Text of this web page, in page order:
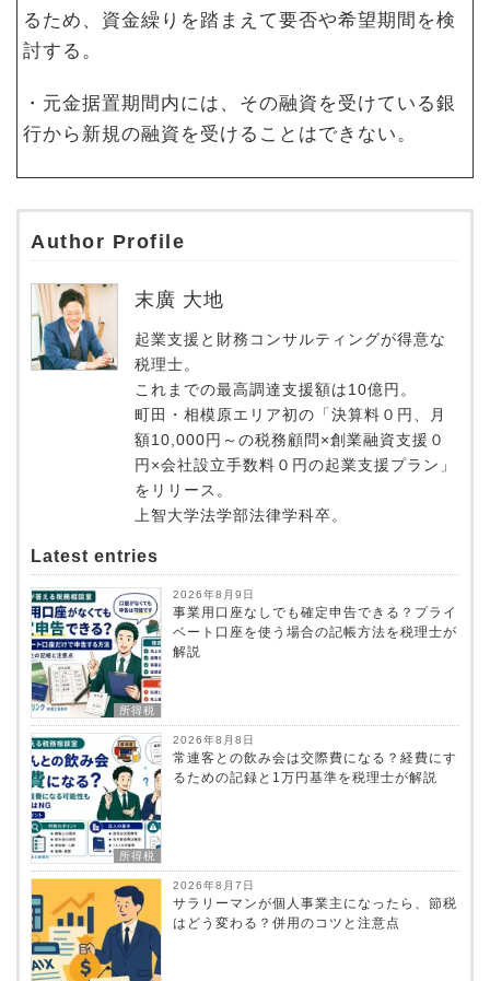
るため、資金繰りを踏まえて要否や希望期間を検
討する。
・元金据置期間内には、その融資を受けている銀
行から新規の融資を受けることはできない。
Author Profile
末廣 大地
起業支援と財務コンサルティングが得意な
税理士。
これまでの最高調達支援額は10億円。
町田・相模原エリア初の「決算料０円、月
額10,000円～の税務顧問×創業融資支援０
円×会社設立手数料０円の起業支援プラン」
をリリース。
上智大学法学部法律学科卒。
Latest entries
所得税
2026年8月9日
事業用口座なしでも確定申告できる？プライ
ベート口座を使う場合の記帳方法を税理士が
解説
所得税
2026年8月8日
常連客との飲み会は交際費になる？経費にす
るための記録と1万円基準を税理士が解説
2026年8月7日
サラリーマンが個人事業主になったら、節税
はどう変わる？併用のコツと注意点